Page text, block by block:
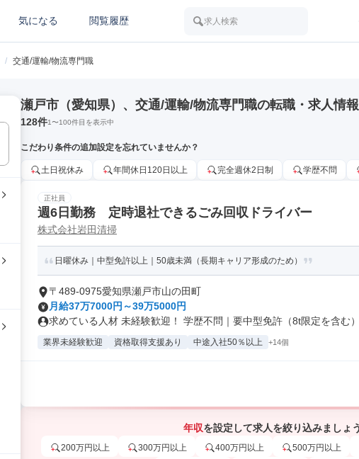
気になる 閲覧履歴 求人検索
/ 交通/運輸/物流専門職
瀬戸市（愛知県）、交通/運輸/物流専門職の転職・求人情報
128件1〜100件目を表示中
こだわり条件の追加設定を忘れていませんか？
土日祝休み 年間休日120日以上 完全週休2日制 学歴不問
正社員
週6日勤務 定時退社できるごみ回収ドライバー
株式会社岩田清掃
日曜休み｜中型免許以上｜50歳未満（長期キャリア形成のため）
〒489-0975愛知県瀬戸市山の田町
月給37万7000円～39万5000円
求めている人材 未経験歓迎！ 学歴不問｜要中型免許（8t限定を含む
業界未経験歓迎 資格取得支援あり 中途入社50％以上 +14個
年収を設定して求人を絞り込みましょ
200万円以上 300万円以上 400万円以上 500万円以上